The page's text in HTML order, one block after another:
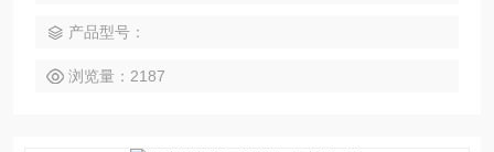
产品型号：
浏览量：2187